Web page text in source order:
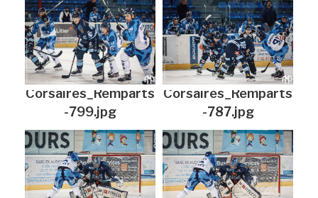
Corsaires_Remparts
-799.jpg
Corsaires_Remparts
-787.jpg